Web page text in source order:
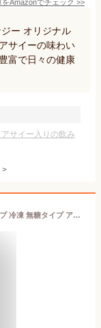
をAmazonでチェック >>
ー オリジナル
サイーの味わい
富で日々の健康
サイー入りの飲み
>
【送料無料】フルッタフルッタ アサイー パルプ 冷凍 無糖タイプ アサイーボウル アサイーピューレ アサイースムージー 100g 12袋 [要冷凍]